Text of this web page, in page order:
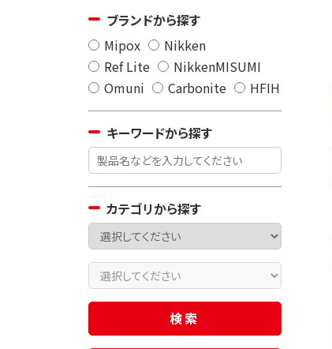
ブランドから探す
Mipox
Nikken
Ref Lite
NikkenMISUMI
Omuni
Carbonite HFIH
キーワードから探す
カテゴリから探す